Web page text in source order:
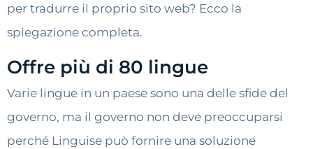
per tradurre il proprio sito web? Ecco la
spiegazione completa.
Offre più di 80 lingue
Varie lingue in un paese sono una delle sfide del
governo, ma il governo non deve preoccuparsi
perché Linguise può fornire una soluzione